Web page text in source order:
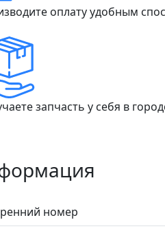
оплату удобным
запчасть у себя в
номер